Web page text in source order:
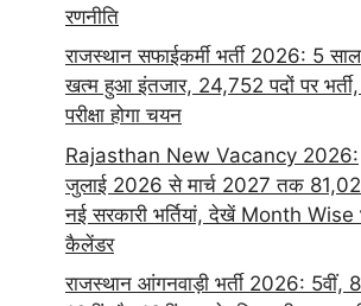
रणनीति
राजस्थान सफाईकर्मी भर्ती 2026: 5
खत्म हुआ इंतजार, 24,752 पदों पर भर्ती,
परीक्षा होगा चयन
Rajasthan New Vacancy 2026:
जुलाई 2026 से मार्च 2027 तक
नई सरकारी भर्तियां, देखें Month Wise
कैलेंडर
राजस्थान आंगनवाड़ी भर्ती 2026: 5वीं,